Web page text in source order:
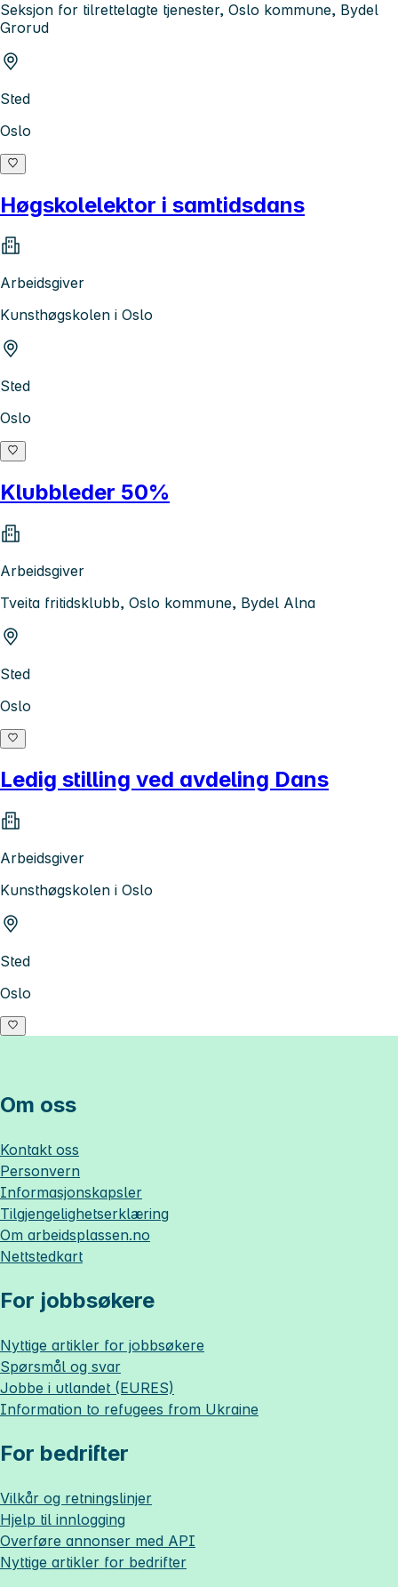
Seksjon for tilrettelagte tjenester, Oslo kommune, Bydel
Grorud
Sted
Oslo
Høgskolelektor i samtidsdans
Arbeidsgiver
Kunsthøgskolen i Oslo
Sted
Oslo
Klubbleder 50%
Arbeidsgiver
Tveita fritidsklubb, Oslo kommune, Bydel Alna
Sted
Oslo
Ledig stilling ved avdeling Dans
Arbeidsgiver
Kunsthøgskolen i Oslo
Sted
Oslo
Om oss
Kontakt oss
Personvern
Informasjonskapsler
Tilgjengelighetserklæring
Om arbeidsplassen.no
Nettstedkart
For jobbsøkere
Nyttige artikler for jobbsøkere
Spørsmål og svar
Jobbe i utlandet (EURES)
Information to refugees from Ukraine
For bedrifter
Vilkår og retningslinjer
Hjelp til innlogging
Overføre annonser med API
Nyttige artikler for bedrifter